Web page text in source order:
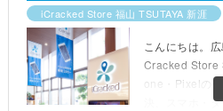
iCracked Store 福山 TSUTAYA 新涯
こんにちは。
Cracked Store
one・Pixelの
決、スマホ・